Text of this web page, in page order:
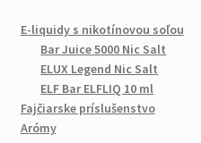
E-liquidy s nikotínovou soľou
Bar Juice 5000 Nic Salt
ELUX Legend Nic Salt
ELF Bar ELFLIQ 10 ml
Fajčiarske príslušenstvo
Arómy